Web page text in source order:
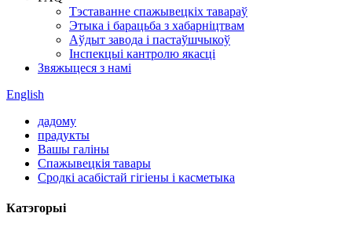
Тэставанне спажывецкіх тавараў
Этыка і барацьба з хабарніцтвам
Аўдыт завода і пастаўшчыкоў
Інспекцыі кантролю якасці
Звяжыцеся з намі
English
дадому
прадукты
Вашы галіны
Спажывецкія тавары
Сродкі асабістай гігіены і касметыка
Катэгорыі